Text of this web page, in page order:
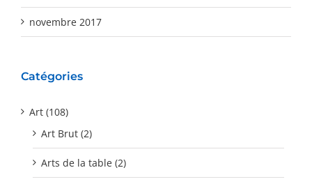
novembre 2017
Catégories
Art (108)
Art Brut (2)
Arts de la table (2)